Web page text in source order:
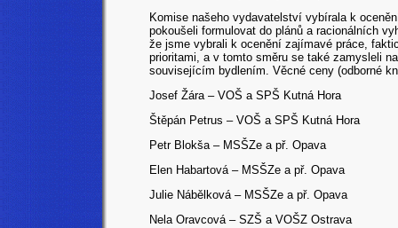
Komise našeho vydavatelství vybírala k
pokoušeli formulovat do plánů a racionálních
že jsme vybrali k ocenění zajímavé práce,
prioritami, a v tomto směru se také zamysleli
souvisejícím bydlením. Věcné ceny (odborné
Josef Žára – VOŠ a SPŠ Kutná Hora
Štěpán Petrus – VOŠ a SPŠ Kutná Hora
Petr Blokša – MSŠZe a př. Opava
Elen Habartová – MSŠZe a př. Opava
Julie Nábělková – MSŠZe a př. Opava
Nela Oravcová – SZŠ a VOŠZ Ostrava